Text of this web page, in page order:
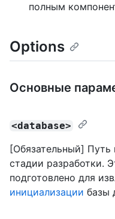
полным
Options
Основные
<database>
[Обязательный] Путь
стадии разработки.
подготовлено для
инициализации базы